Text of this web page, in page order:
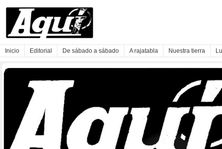
Inicio Editorial De sábado a sábado A rajatabla Nuestra tierra